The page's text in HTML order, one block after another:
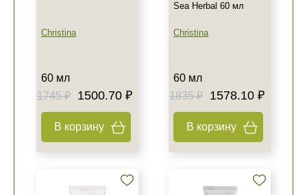
Christina
60 мл
1745 ₽
1500.70 ₽
В корзину
Sea Herbal 60 мл
Christina
60 мл
1835 ₽
1578.10 ₽
В корзину